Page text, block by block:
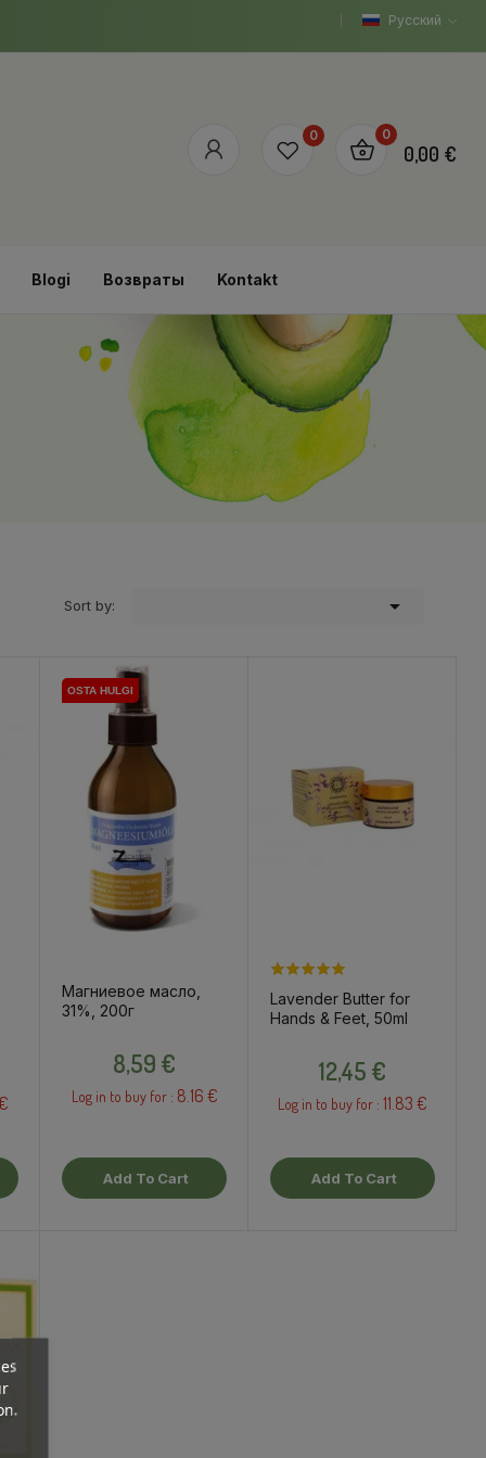
Русский
0 0
0,00 €
Blogi Возвраты Kontakt
Sort by: 
OSTA HULGI
Магниевое масло,
31%, 200г
8,59 €
Log in to buy for : 8.16 €
Add To Cart
Lavender Butter for
Hands & Feet, 50ml
12,45 €
Log in to buy for : 11.83 €
Add To Cart